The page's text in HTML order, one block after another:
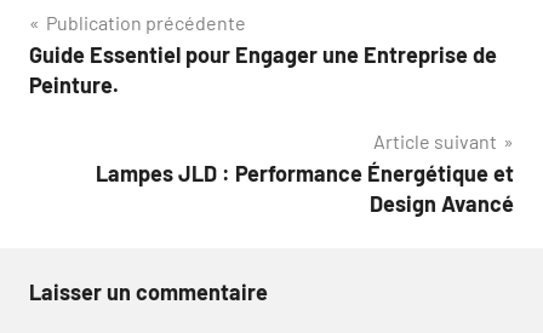
Navigation
de
Publication précédente
Guide Essentiel pour Engager une Entreprise de
Peinture.
Article suivant
Lampes JLD : Performance Énergétique et
Design Avancé
Laisser un commentaire